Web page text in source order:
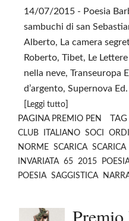
14/07/2015 - Poesia
sambuchi di san
Alberto, La camera
Roberto, Tibet, Le
nella neve, Transeuropa
d’argento, Supernova
[ Leggi tutto]
PAGINA PREMIO PEN TAG
CLUB
ITALIANO SOCI
NORME SCARICA SCARICA
INVARIATA 65 2015
POESIA SAGGISTICA